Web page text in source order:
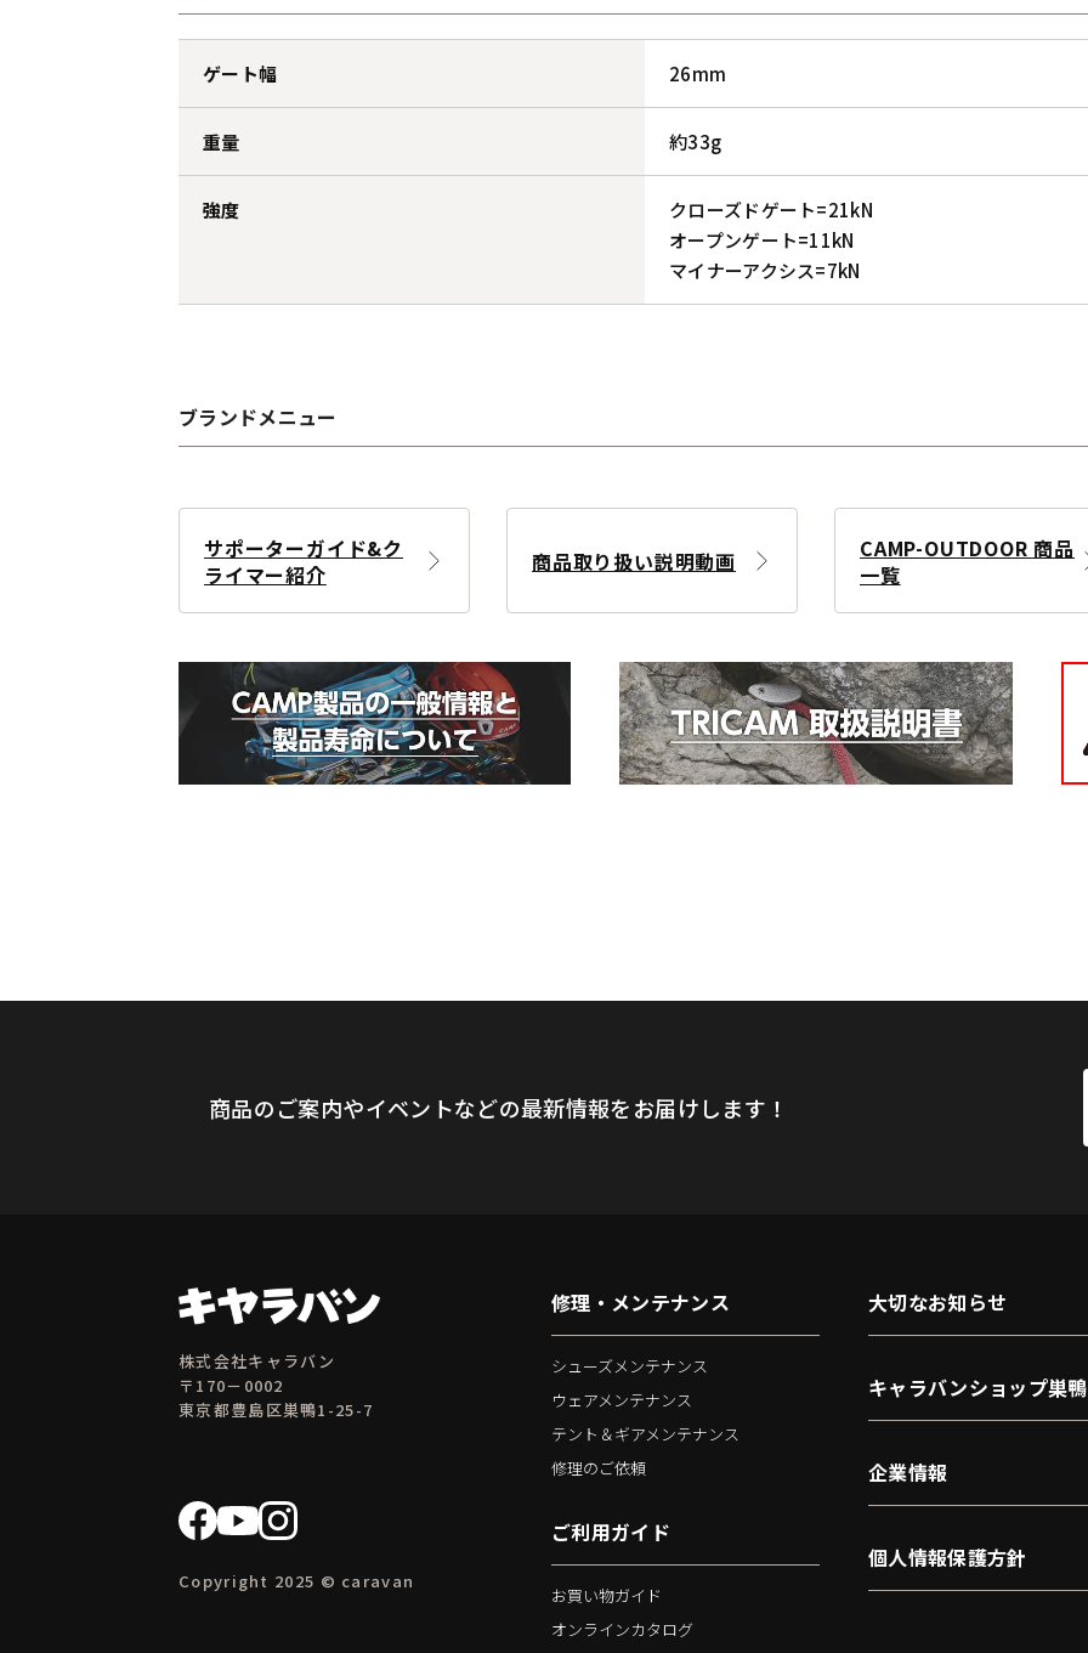
ゲート幅 26mm
重量 約33g
強度
クローズドゲート=21kN
オープンゲート=11kN
マイナーアクシス=7kN
ブランドメニュー
サポーターガイド&ク
ライマー紹介
商品取り扱い説明動画
CAMP-OUTDOOR 商品
一覧
商品のご案内やイベントなどの最新情報をお届けします！
株式会社キャラバン
〒170－0002
東京都豊島区巣鴨1-25-7
Copyright 2025 © caravan
修理・メンテナンス
シューズメンテナンス
ウェアメンテナンス
テント＆ギアメンテナンス
修理のご依頼
ご利用ガイド
お買い物ガイド
オンラインカタログ
大切なお知らせ
キャラバンショップ巣
企業情報
個人情報保護方針